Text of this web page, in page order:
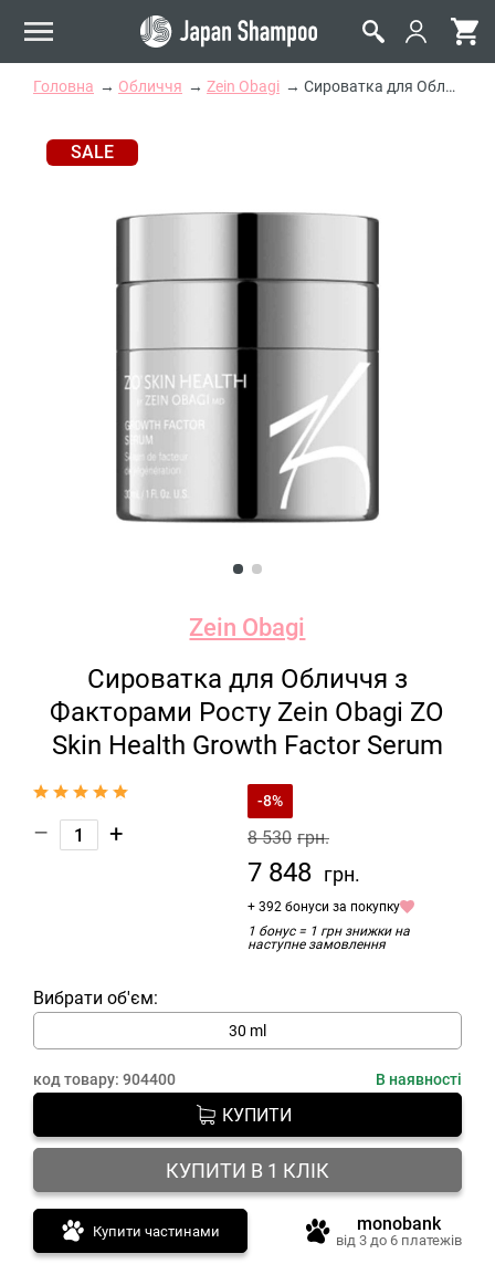
Головна Обличчя Zein Obagi Сироватка для Обличчя з Факторами Росту Zein Obagi ZO Skin Health Growth Factor Serum
SALE
Zein Obagi
Сироватка для Обличчя з
Факторами Росту Zein Obagi ZO
Skin Health Growth Factor Serum
– +
-8%
8 530 грн.
7 848 грн.
+ 392 бонуси за покупку
1 бонус = 1 грн знижки на
наступне замовлення
Вибрати об'єм:
30 ml
код товару: 904400 В наявності
КУПИТИ
КУПИТИ В 1 КЛІК
Купити частинами monobank
від 3 до 6 платежів